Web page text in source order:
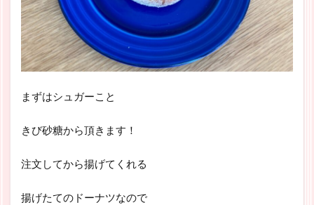
まずはシュガーこと
きび砂糖から頂きます！
注文してから揚げてくれる
揚げたてのドーナツなので